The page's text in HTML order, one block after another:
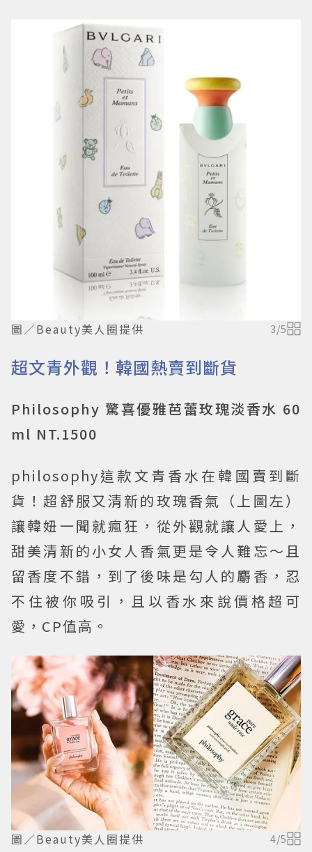
圖／Beauty美人圈提供 3/5
超文青外觀！韓國熱賣到斷貨
Philosophy 驚喜優雅芭蕾玫瑰淡香水 60
ml NT.1500
philosophy這款文青香水在韓國賣到斷
貨！超舒服又清新的玫瑰香氣（上圖左）
讓韓妞一聞就瘋狂，從外觀就讓人愛上，
甜美清新的小女人香氣更是令人難忘～且
留香度不錯，到了後味是勾人的麝香，忍
不住被你吸引，且以香水來說價格超可
愛，CP值高。
圖／Beauty美人圈提供 4/5